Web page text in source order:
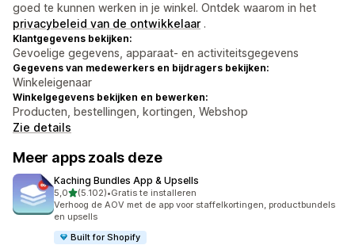
goed te kunnen werken in je winkel. Ontdek waarom in het
privacybeleid van de ontwikkelaar .
Klantgegevens bekijken:
Gevoelige gegevens, apparaat- en activiteitsgegevens
Gegevens van medewerkers en bijdragers bekijken:
Winkeleigenaar
Winkelgegevens bekijken en bewerken:
Producten, bestellingen, kortingen, Webshop
Zie details
Meer apps zoals deze
Kaching Bundles App & Upsells
5,0van 5 sterren
(5.102)
5102 recensies in totaal
•Gratis te installeren
Verhoog de AOV met de app voor staffelkortingen, productbundels
en upsells
Built for Shopify